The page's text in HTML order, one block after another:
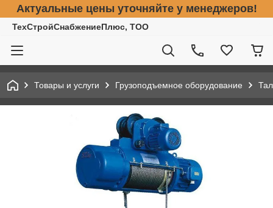
Актуальные цены уточняйте у менеджеров!
ТехСтройСнабжениеПлюс, ТОО
Товары и услуги Грузоподъемное оборудование